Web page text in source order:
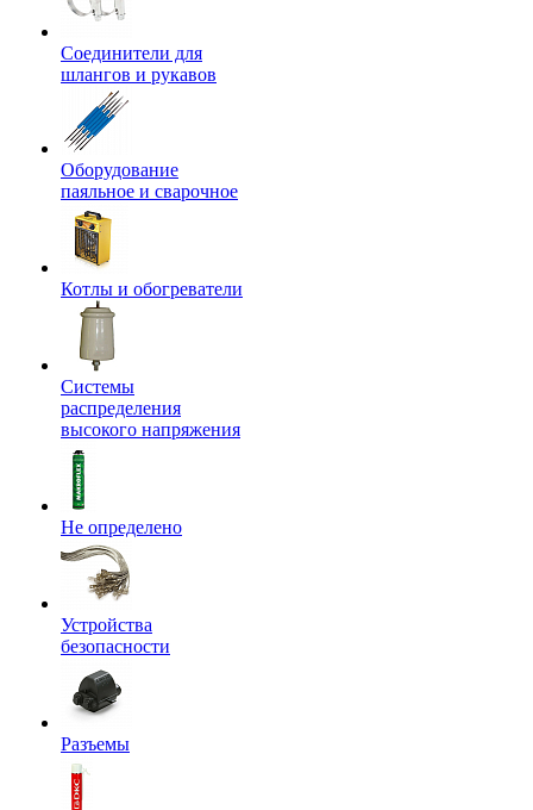
Соединители для
шлангов и рукавов
Оборудование
паяльное и сварочное
Котлы и обогреватели
Системы
распределения
высокого напряжения
Не определено
Устройства
безопасности
Разъемы